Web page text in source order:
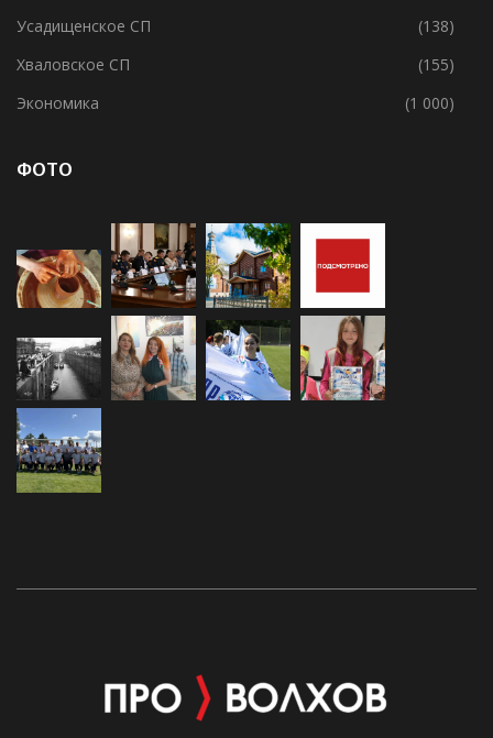
Усадищенское СП
(138)
Хваловское СП
(155)
Экономика
(1 000)
ФОТО